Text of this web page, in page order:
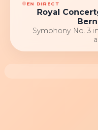
EN DIRECT
Royal
Symphony No. 3